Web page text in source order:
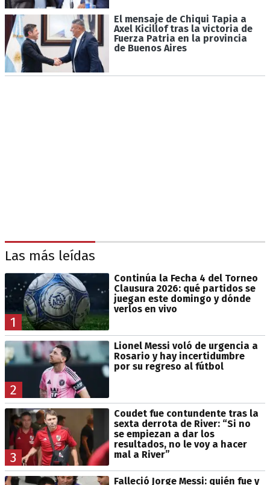
El mensaje de Chiqui Tapia a
Axel Kicillof tras la victoria de
Fuerza Patria en la provincia
de Buenos Aires
Las más leídas
1
Continúa la Fecha 4 del Torneo
Clausura 2026: qué partidos se
juegan este domingo y dónde
verlos en vivo
2
Lionel Messi voló de urgencia a
Rosario y hay incertidumbre
por su regreso al fútbol
3
Coudet fue contundente tras la
sexta derrota de River: “Si no
se empiezan a dar los
resultados, no le voy a hacer
mal a River”
Falleció Jorge Messi: quién fue y